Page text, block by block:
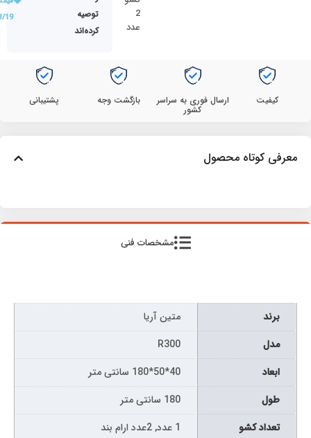
2
عدد
توصیه
کرده‌اند
19
کیفیت ارسال فوری به سراسر
کشور
بازگشت وجه پشتیبانی
معرفی کوتاه محصول
مشخصات فنی
برند
متین آریا
مدل
R300
ابعاد
40*50*180 سانتی متر
طول
180 سانتی متر
تعداد کشو
1 عدد, 2عدد ارام بند